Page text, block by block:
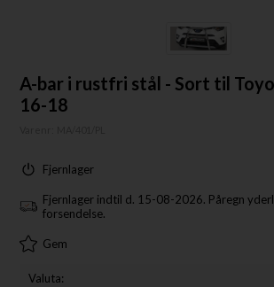
A-bar i rustfri stål - Sort til
16-18
Fjernlager
Fjernlager indtil d. 15-08-2026. Påregn
forsendelse.
Gem
Valuta: